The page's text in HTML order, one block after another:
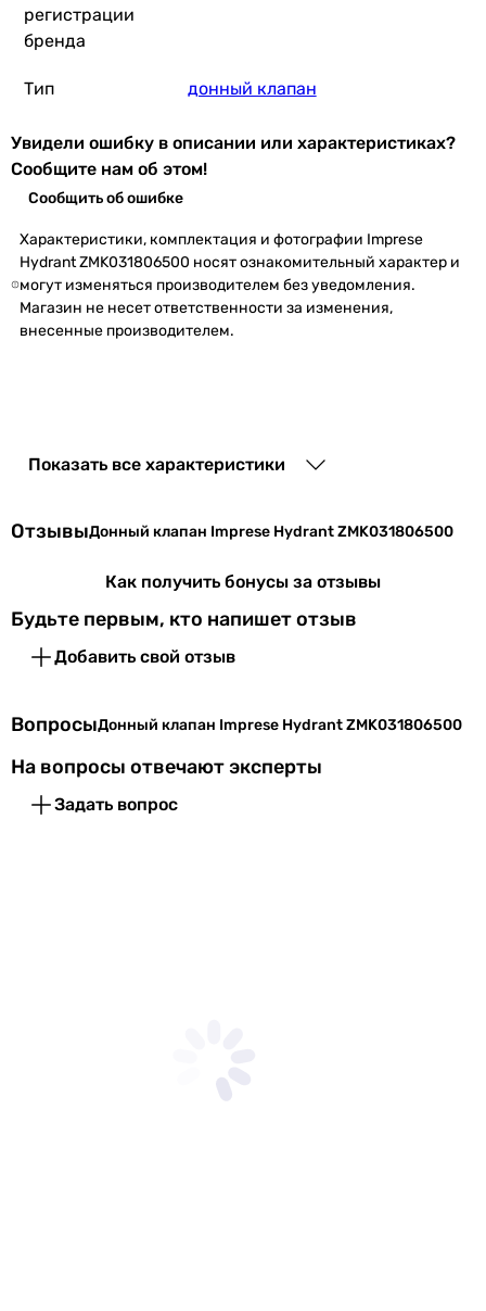
регистрации
бренда
Тип донный клапан
Увидели ошибку в описании или характеристиках?
Сообщите нам об этом!
Сообщить об ошибке
Характеристики, комплектация и фотографии Imprese
Hydrant ZMK031806500 носят ознакомительный характер и
могут изменяться производителем без уведомления.
Магазин не несет ответственности за изменения,
внесенные производителем.
Показать все характеристики
ОтзывыДонный клапан Imprese Hydrant ZMK031806500
Как получить бонусы за отзывы
Будьте первым, кто напишет отзыв
Добавить свой отзыв
ВопросыДонный клапан Imprese Hydrant ZMK031806500
На вопросы отвечают эксперты
Задать вопрос